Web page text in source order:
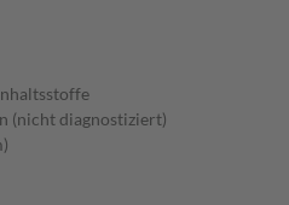
(nicht diagnostiziert)